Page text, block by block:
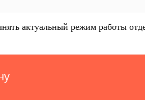
актуальный режим работы